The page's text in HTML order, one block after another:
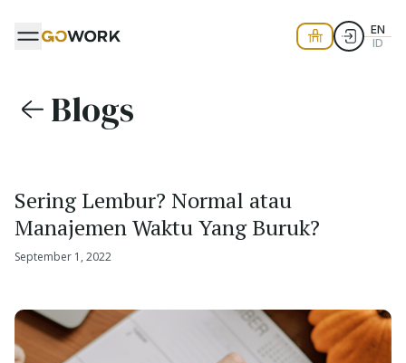
EN
ID
Blogs
Sering Lembur? Normal atau
Manajemen Waktu Yang Buruk?
September 1, 2022